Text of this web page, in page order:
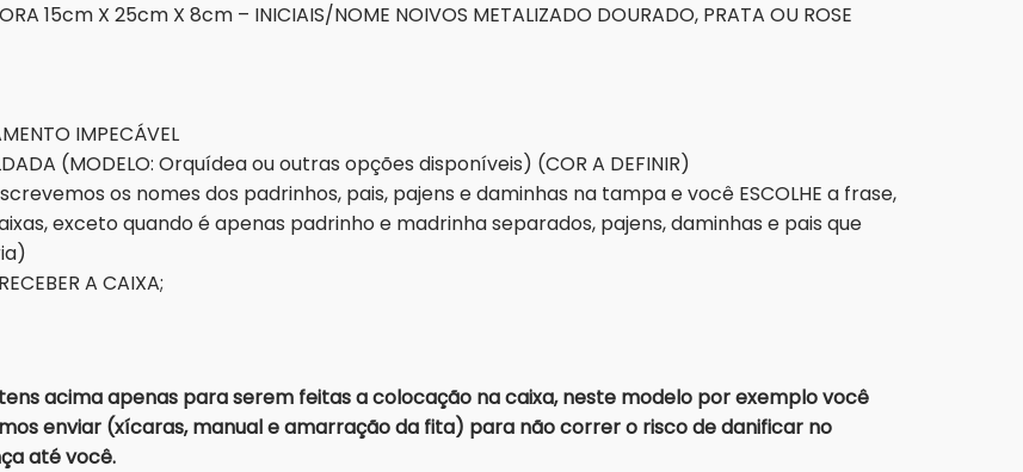
15cm X 25cm X 8cm – INICIAIS/NOME NOIVOS METALIZADO DOURADO, PRATA OU ROSE
IMPECÁVEL
(MODELO: Orquídea ou outras opções disponíveis) (COR A DEFINIR)
escrevemos os nomes dos padrinhos, pais, pajens e daminhas na tampa e você ESCOLHE a frase,
exceto quando é apenas padrinho e madrinha separados, pajens, daminhas e pais que
A CAIXA;
acima apenas para serem feitas a colocação na caixa, neste modelo por exemplo você
enviar (xícaras, manual e amarração da fita) para não correr o risco de danificar no
até você.